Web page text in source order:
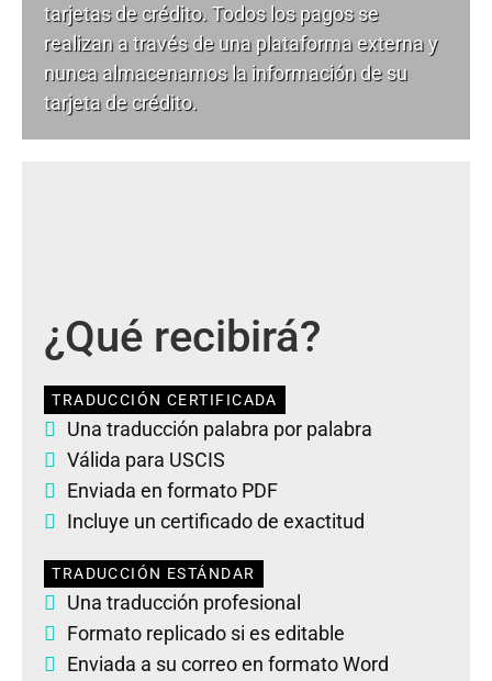
tarjetas de crédito. Todos los pagos se
realizan a través de una plataforma externa y
nunca almacenamos la información de su
tarjeta de crédito.
¿Qué recibirá?
TRADUCCIÓN CERTIFICADA
Una traducción palabra por palabra
Válida para USCIS
Enviada en formato PDF
Incluye un certificado de exactitud
TRADUCCIÓN ESTÁNDAR
Una traducción profesional
Formato replicado si es editable
Enviada a su correo en formato Word